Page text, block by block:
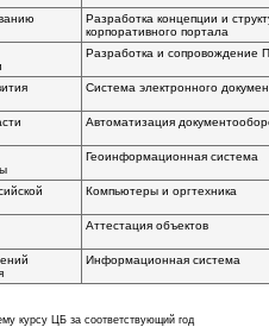
Разработка концепции и
корпоративного портала
Разработка и сопровождение
Система электронного
Автоматизация
Геоинформационная система
Компьютеры и оргтехника
Аттестация объектов
Информационная система
курсу ЦБ за соответствующий год